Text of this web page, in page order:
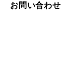
お問い合わせ